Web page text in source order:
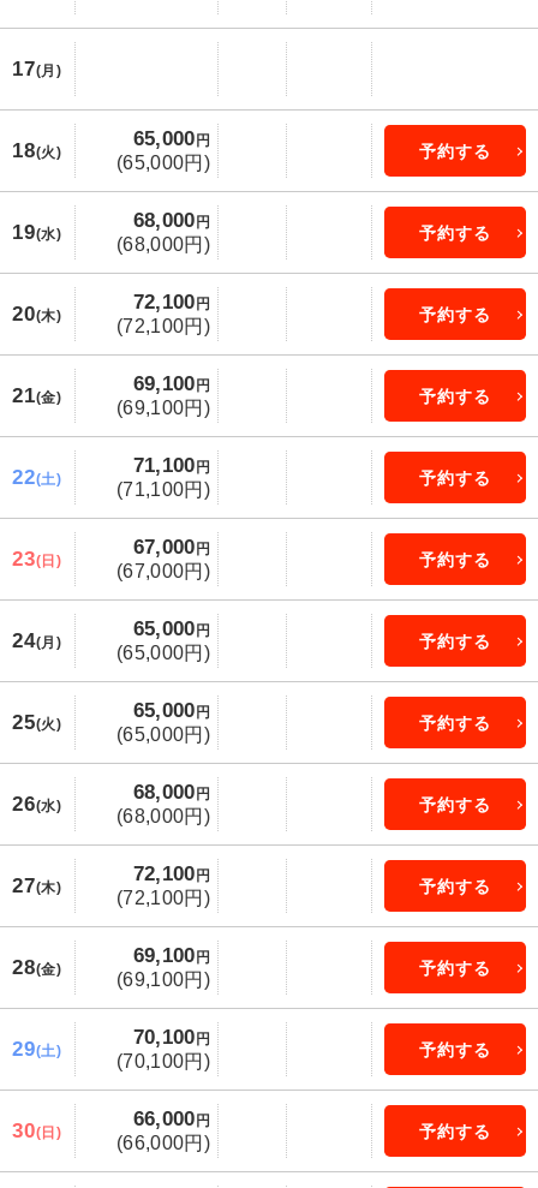
17(月)
18(火)
65,000 円
(65,000円)
予約する
19(水)
68,000 円
(68,000円)
予約する
20(木)
72,100 円
(72,100円)
予約する
21(金)
69,100 円
(69,100円)
予約する
22(土)
71,100 円
(71,100円)
予約する
23(日)
67,000 円
(67,000円)
予約する
24(月)
65,000 円
(65,000円)
予約する
25(火)
65,000 円
(65,000円)
予約する
26(水)
68,000 円
(68,000円)
予約する
27(木)
72,100 円
(72,100円)
予約する
28(金)
69,100 円
(69,100円)
予約する
29(土)
70,100 円
(70,100円)
予約する
30(日)
66,000 円
(66,000円)
予約する